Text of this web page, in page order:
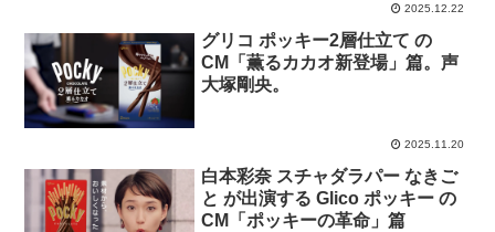
2025.12.22
グリコ ポッキー2層仕立て の
CM「薫るカカオ新登場」篇。声
大塚剛央。
2025.11.20
白本彩奈 スチャダラパー なきご
と が出演する Glico ポッキー の
CM「ポッキーの革命」篇